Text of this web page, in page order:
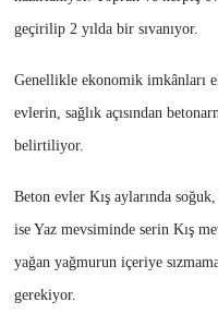
geçirilip 2 yılda bir sıvanıyor.
Genellikle ekonomik imkânları
evlerin, sağlık açısından
belirtiliyor.
Beton evler Kış aylarında
ise Yaz mevsiminde serin Kış
yağan yağmurun içeriye
gerekiyor.